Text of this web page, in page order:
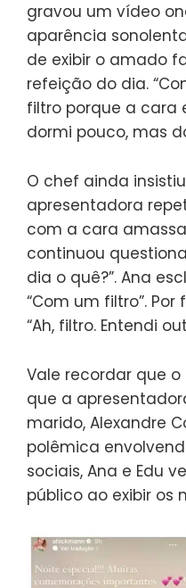
gravou um vídeo
aparência
de exibir o amado
refeição do dia.
filtro porque a cara
dormi pouco, mas
O chef ainda
apresentadora
com a cara
continuou
dia o quê?”. Ana
“Com um filtro”.
“Ah, filtro. Entendi
Vale recordar que
que a
marido, Alexandre
polêmica
sociais, Ana e Edu
público ao exibir os